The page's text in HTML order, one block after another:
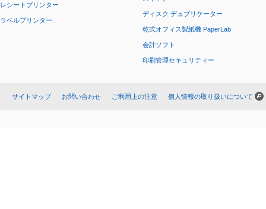
レシートプリンター
ラベルプリンター
ディスク デュプリケーター
乾式オフィス製紙機 PaperLab
会計ソフト
印刷管理セキュリティー
サイトマップ お問い合わせ ご利用上の注意 個人情報の取り扱いについて